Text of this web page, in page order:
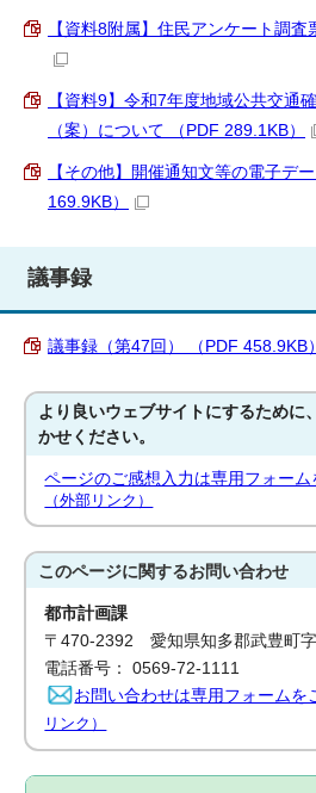
【資料8附属】住民アンケート調査
【資料9】令和7年度地域公共交通
（案）について （PDF 289.1KB）
【その他】開催通知文等の電子デ
169.9KB）
議事録
議事録（第47回） （PDF 458.9KB）
より良いウェブサイトにするために
かせください。
ページのご感想入力は専用フォーム
（外部リンク）
このページに関するお問い合わせ
都市計画課
〒470-2392 愛知県知多郡武豊町
電話番号： 0569-72-1111
お問い合わせは専用フォームを
リンク）